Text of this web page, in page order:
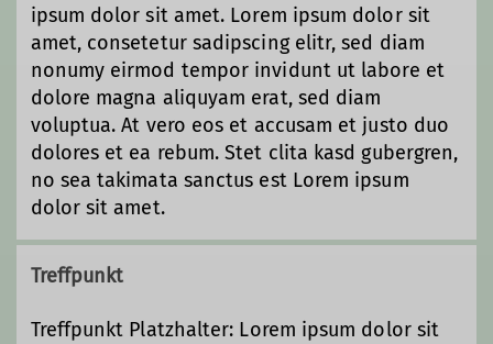
ipsum dolor sit amet. Lorem ipsum dolor sit
amet, consetetur sadipscing elitr, sed diam
nonumy eirmod tempor invidunt ut labore et
dolore magna aliquyam erat, sed diam
voluptua. At vero eos et accusam et justo duo
dolores et ea rebum. Stet clita kasd gubergren,
no sea takimata sanctus est Lorem ipsum
dolor sit amet.
Treffpunkt
Treffpunkt Platzhalter: Lorem ipsum dolor sit